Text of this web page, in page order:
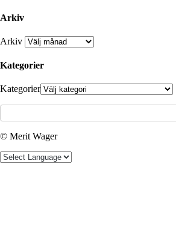
Arkiv
Arkiv
Kategorier
Kategorier
© Merit Wager